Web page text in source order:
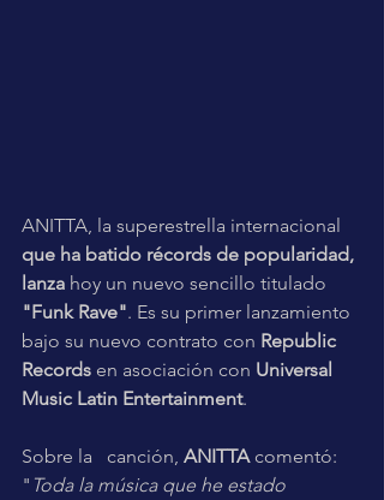
ANITTA, la superestrella internacional
que ha batido récords de popularidad,
lanza hoy un nuevo sencillo titulado
"Funk Rave". Es su primer lanzamiento
bajo su nuevo contrato con Republic
Records en asociación con Universal
Music Latin Entertainment.
Sobre la   canción, ANITTA comentó:
" Toda la música que he estado